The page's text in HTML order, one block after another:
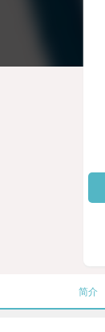
简介